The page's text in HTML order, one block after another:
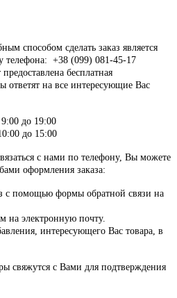
способом сделать заказ является
телефона: +38 (099) 081-45-17
бесплатная
ответят на все интересующие Вас
до 19:00
до 15:00
с нами по телефону, Вы можете
оформления заказа:
с помощью формы обратной связи на
на электронную почту.
интересующего Вас товара, в
свяжутся с Вами для подтверждения